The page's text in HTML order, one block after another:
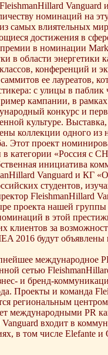
FleishmanHillard
номинаций на
самых влиятельных
достижения в
в номинации
в области
конференций и
ее лауреатов,
с улицы в
кампании, в
конкурс и
культуре.
коллекции одного
Этот проект
категории «Россия с
инициатива
Vanguard и КГ
студентов,
FleishmanHillard
проекта нашей
в этой
клиентов за
2016 будут
международное
сетью
и бренд-
Проекты и команда
региональным
международными PR
входит в
в том числе Elefante и